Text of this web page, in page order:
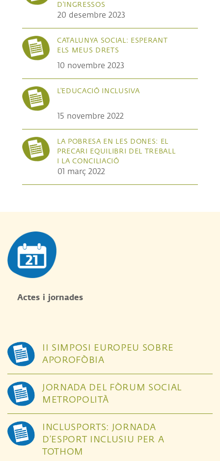
D'INGRESSOS
20 desembre 2023
CATALUNYA SOCIAL: ESPERANT
ELS MEUS DRETS
10 novembre 2023
L'EDUCACIÓ INCLUSIVA
15 novembre 2022
LA POBRESA EN LES DONES: EL
PRECARI EQUILIBRI DEL TREBALL
I LA CONCILIACIÓ
01 març 2022
Actes i jornades
II SIMPOSI EUROPEU SOBRE
APOROFÒBIA
JORNADA DEL FÒRUM SOCIAL
METROPOLITÀ
INCLUSPORTS: JORNADA
D’ESPORT INCLUSIU PER A
TOTHOM